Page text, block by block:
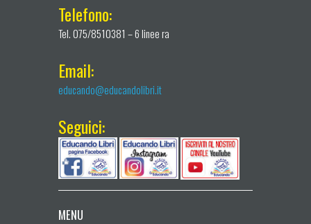
Telefono:
Tel. 075/8510381 – 6 linee ra
Email:
educando@educandolibri.it
Seguici:
MENU